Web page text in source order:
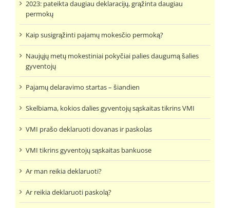
2023: pateikta daugiau deklaracijų, grąžinta daugiau
permokų
Kaip susigrąžinti pajamų mokesčio permoką?
Naujųjų metų mokestiniai pokyčiai palies daugumą šalies
gyventojų
Pajamų delaravimo startas – šiandien
Skelbiama, kokios dalies gyventojų sąskaitas tikrins VMI
VMI prašo deklaruoti dovanas ir paskolas
VMI tikrins gyventojų sąskaitas bankuose
Ar man reikia deklaruoti?
Ar reikia deklaruoti paskolą?